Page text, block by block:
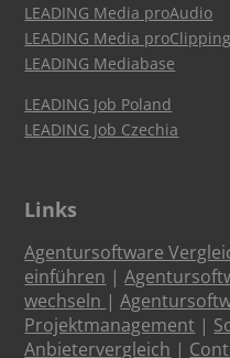
LEADING Media proAudio
LEADING Media proClipping
LEADING Mediabase
LEADING Job Poland
LEADING Job Czechia
Links
Agentursoftware
einführen |
wechseln |
Projektmanagement |
Anbietervergleich |